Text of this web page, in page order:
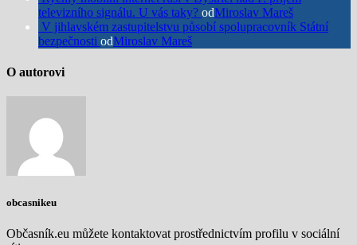
televizního signálu. U vás taky? odMiroslav Mareš
V jihlavském zastupitelstvu působí spolupracovník Státní
bezpečnosti odMiroslav Mareš
O autorovi
obcasnikeu
Občasník.eu můžete kontaktovat prostřednictvím profilu v sociální